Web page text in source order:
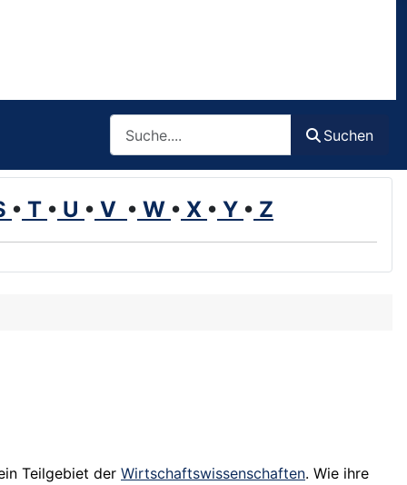
Suchen
• T • U • V • W • X • Y • Z
Teilgebiet der Wirtschaftswissenschaften. Wie ihre